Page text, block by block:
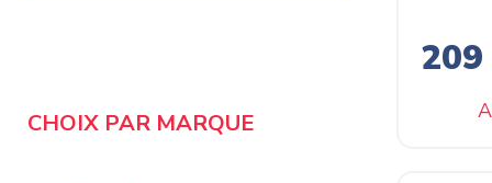
CHOIX PAR MARQUE